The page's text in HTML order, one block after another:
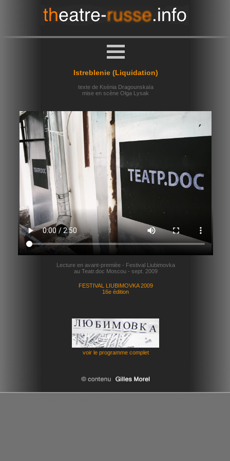
Istreblenie (Liquidation)
texte de Ksénia Dragounskaïa
mise en scène Olga Lysak
Lecture en avant-premièe - Festival Liubimovka
au Teatr.doc Moscou - sept. 2009
FESTIVAL LIUBIMOVKA 2009
16e édition
voir le programme complet